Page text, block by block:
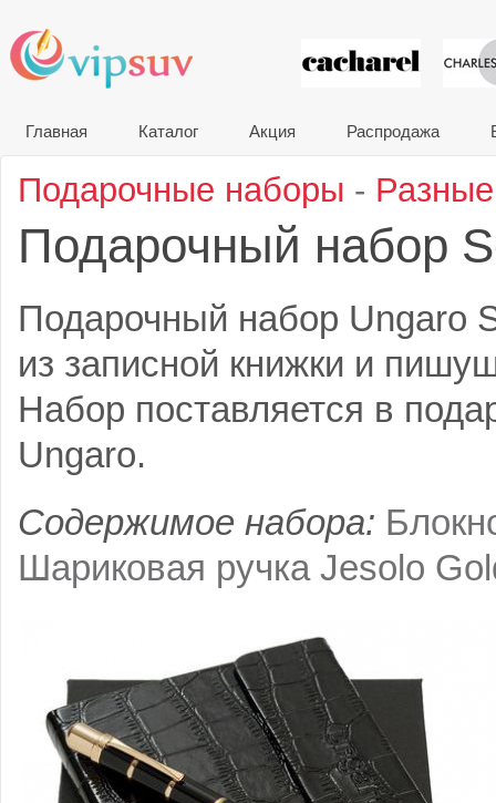
VIP
Главная Каталог Акция Распродажа
Подарочные наборы -
Подарочный набор
Подарочный набор Ungaro
из записной книжки и
Набор поставляется в
Ungaro.
Содержимое набора:
Шариковая ручка Jesolo